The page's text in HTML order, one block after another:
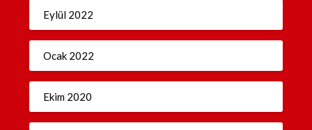
Eylül 2022
Ocak 2022
Ekim 2020